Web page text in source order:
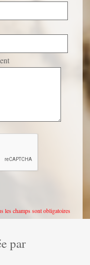
les champs sont obligatoires
par